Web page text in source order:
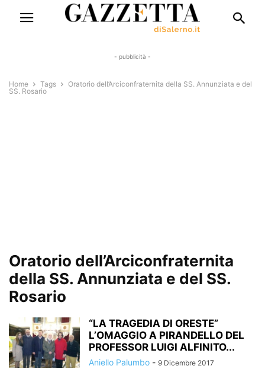
- pubblicità -
Home Tags
Oratorio dell’Arciconfraternita della SS. Annunziata e del
SS. Rosario
Oratorio dell’Arciconfraternita
della SS. Annunziata e del SS.
Rosario
“LA TRAGEDIA DI ORESTE”
L’OMAGGIO A PIRANDELLO DEL
PROFESSOR LUIGI ALFINITO...
Aniello Palumbo - 9 Dicembre 2017